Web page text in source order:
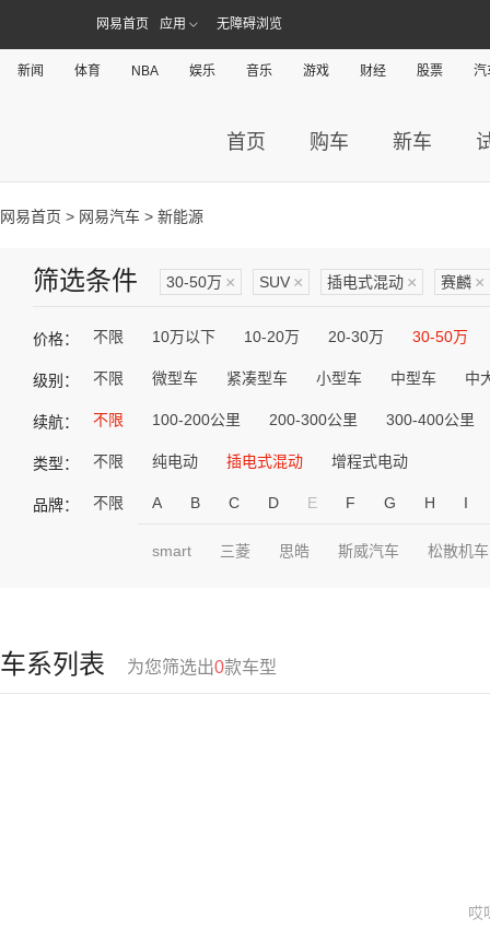
网易首页 应用 无障碍浏览
新闻 体育 NBA 娱乐 音乐 游戏 财经 股票 汽
首页 购车 新车
网易首页 > 网易汽车 > 新能源
筛选条件 30-50万 × SUV × 插电式混动 × 赛麟 ×
价格： 不限 10万以下 10-20万 20-30万 30-50万
级别： 不限 微型车 紧凑型车 小型车 中型车 中
续航： 不限 100-200公里 200-300公里 300-400公里
类型： 不限 纯电动 插电式混动 增程式电动
品牌： 不限 A B C D E F G H I
smart 三菱 思皓 斯威汽车 松散机车
车系列表 为您筛选出0款车型
哎